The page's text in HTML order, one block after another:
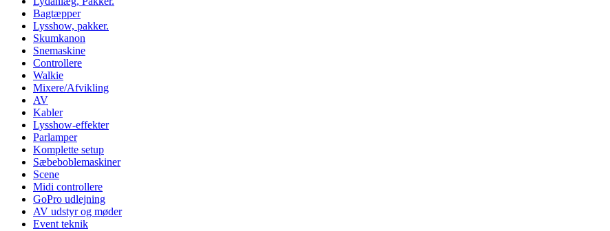
Bagtæpper
Lysshow, pakker.
Skumkanon
Snemaskine
Controllere
Walkie
Mixere/Afvikling
AV
Kabler
Lysshow-effekter
Parlamper
Komplette setup
Sæbeboblemaskiner
Scene
Midi controllere
GoPro udlejning
AV udstyr og møder
Event teknik